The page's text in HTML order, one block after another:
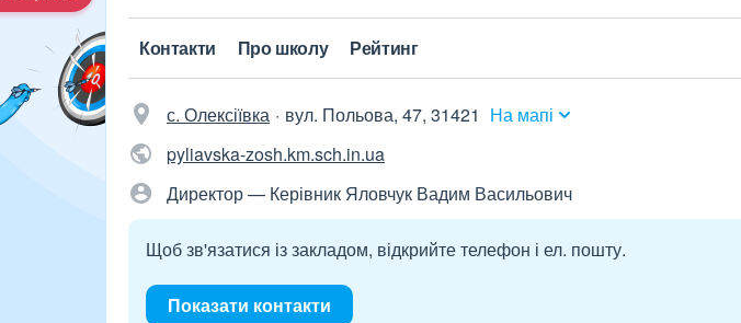
Контакти Про школу Рейтинг
с. Олексіївка вул. Польова, 47, 31421 На мапі
pyliavska-zosh.km.sch.in.ua
Директор — Керівник Яловчук Вадим Васильович
Щоб зв'язатися із закладом, відкрийте телефон і ел. пошту.
Показати контакти